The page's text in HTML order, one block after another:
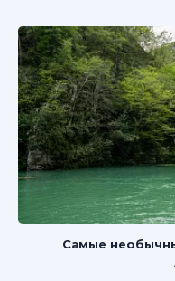
Самые